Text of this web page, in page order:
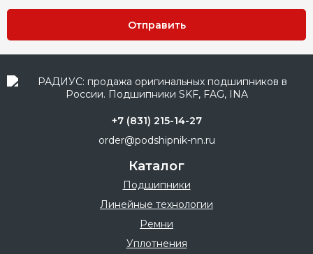
Отправить
+7 (831) 215-14-27
order@podshipnik-nn.ru
Каталог
Подшипники
Линейные технологии
Ремни
Уплотнения